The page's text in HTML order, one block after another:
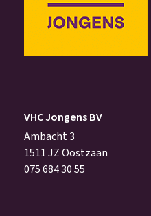
VHC Jongens BV
Ambacht 3
1511 JZ Oostzaan
075 684 30 55